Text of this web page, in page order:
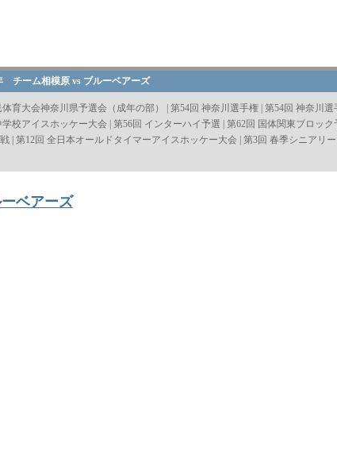
チーム相模原 vs ブルーベアーズ
育大会神奈川県予選会（成年の部） | 第54回 神奈川選手権 | 第54回 神奈川選
学校アイスホッケー大会 | 第56回 インターハイ予選 | 第62回 国体関東ブロック
| 第12回 全日本オールドタイマーアイスホッケー大会 | 第3回 春季シニアリ
ベアーズ